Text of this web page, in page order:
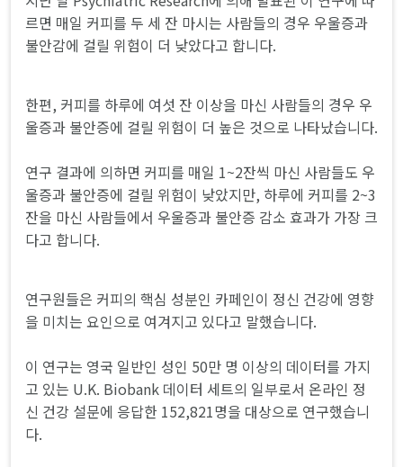
르면 매일 커피를 두 세 잔 마시는 사람들의 경우 우울증과
불안감에 걸릴 위험이 더 낮았다고 합니다.
한편, 커피를 하루에 여섯 잔 이상을 마신 사람들의 경우 우
울증과 불안증에 걸릴 위험이 더 높은 것으로 나타났습니다.
연구 결과에 의하면 커피를 매일 1~2잔씩 마신 사람들도 우
울증과 불안증에 걸릴 위험이 낮았지만, 하루에 커피를 2~3
잔을 마신 사람들에서 우울증과 불안증 감소 효과가 가장 크
다고 합니다.
연구원들은 커피의 핵심 성분인 카페인이 정신 건강에 영향
을 미치는 요인으로 여겨지고 있다고 말했습니다.
이 연구는 영국 일반인 성인 50만 명 이상의 데이터를 가지
고 있는 U.K. Biobank 데이터 세트의 일부로서 온라인 정
신 건강 설문에 응답한 152,821명을 대상으로 연구했습니
다.